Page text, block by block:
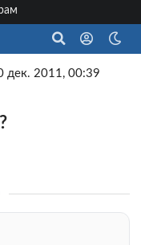
дек. 2011, 00:39